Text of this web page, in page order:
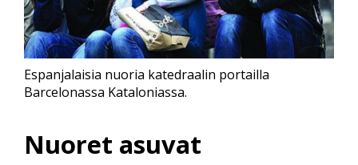
Nuoret asuvat
Espanjalaisia nuoria katedraalin portailla
Barcelonassa Kataloniassa.